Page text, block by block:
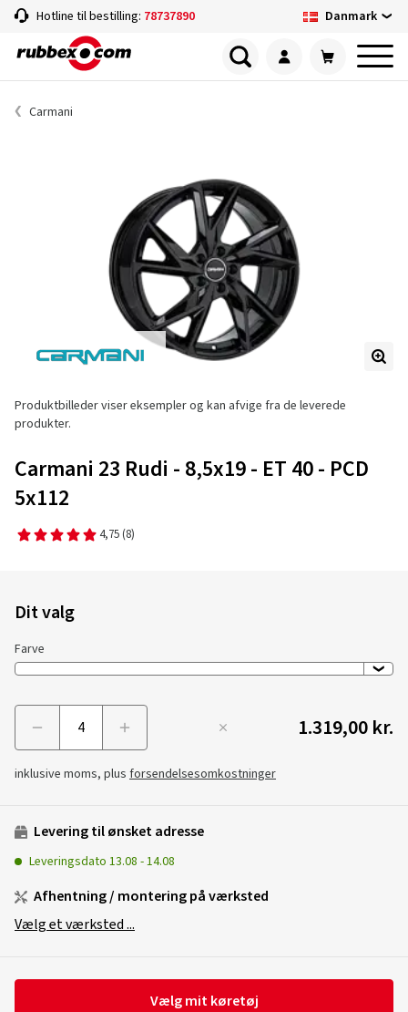
Hotline til bestilling: 78737890 Danmark
Carmani
Produktbilleder viser eksempler og kan afvige fra de leverede
produkter.
Carmani 23 Rudi - 8,5x19 - ET 40 - PCD
5x112
4,75 (8)
Dit valg
Farve
1.319,00 kr.
inklusive moms, plus forsendelsesomkostninger
Levering til ønsket adresse
Leveringsdato 13.08 -14.08
Afhentning / montering på værksted
Vælg et værksted ...
Vælg mit køretøj